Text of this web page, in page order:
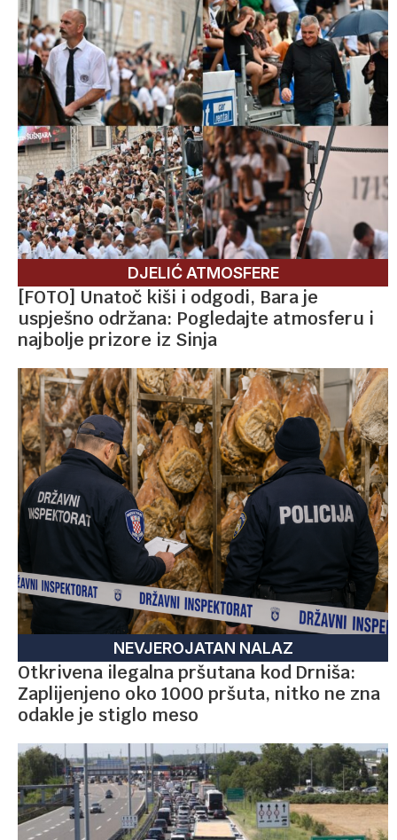
DJELIĆ ATMOSFERE
[FOTO] Unatoč kiši i odgodi, Bara je
uspješno održana: Pogledajte atmosferu i
najbolje prizore iz Sinja
NEVJEROJATAN NALAZ
Otkrivena ilegalna pršutana kod Drniša:
Zaplijenjeno oko 1000 pršuta, nitko ne zna
odakle je stiglo meso